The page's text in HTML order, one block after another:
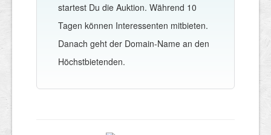
startest Du die Auktion. Während 10
Tagen können Interessenten mitbieten.
Danach geht der Domain-Name an den
Höchstbietenden.